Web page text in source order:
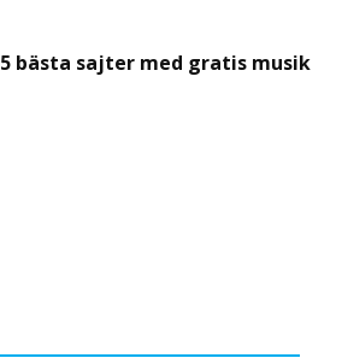
5 bästa sajter med gratis musik